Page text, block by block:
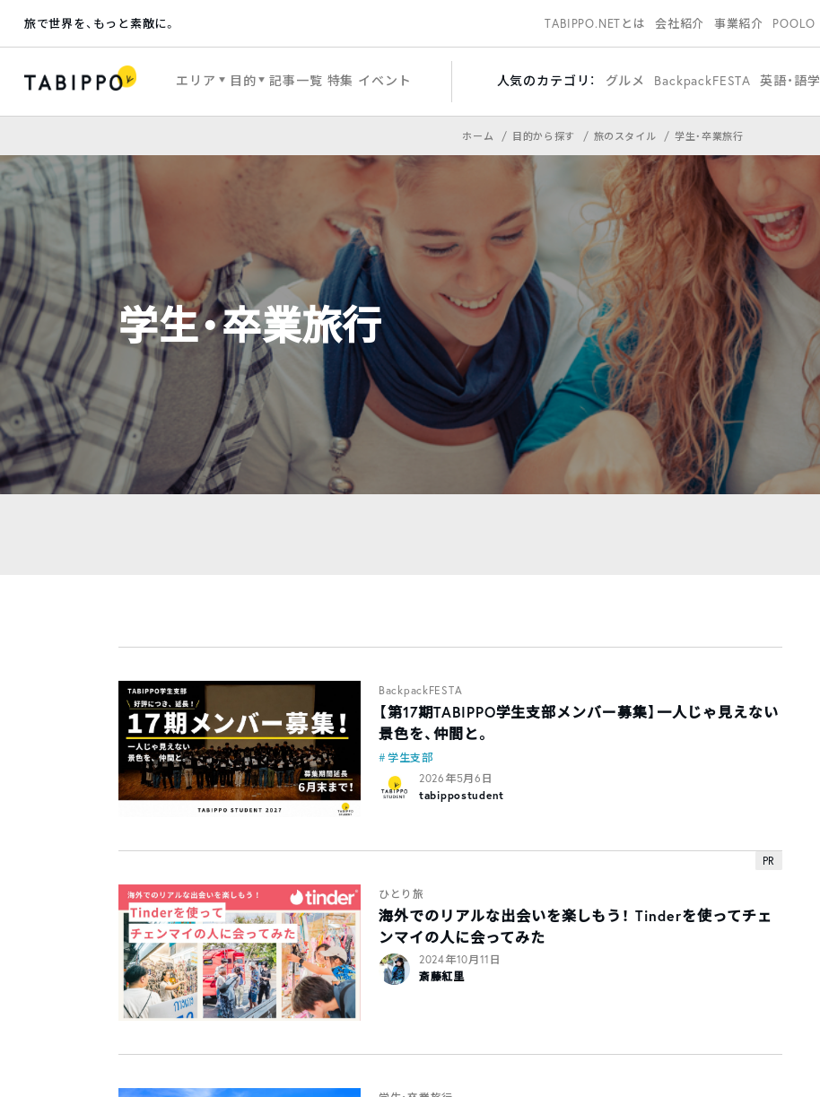
旅で世界を、もっと素敵に。 TABIPPO.NETとは 会社紹介 事業紹介 POOLO
エリア 目的 記事一覧 特集 イベント 人気のカテゴリ： グルメ BackpackFESTA 英語・語学
ホーム 目的から探す 旅のスタイル 学生・卒業旅行
学生・卒業旅行
BackpackFESTA
【第17期TABIPPO学生支部メンバー募集】一人じゃ見えない
景色を、仲間と。
学生支部
2026年5月6日
tabippostudent
PR
ひとり旅
海外でのリアルな出会いを楽しもう！ Tinderを使ってチェ
ンマイの人に会ってみた
2024年10月11日
斎藤紅里